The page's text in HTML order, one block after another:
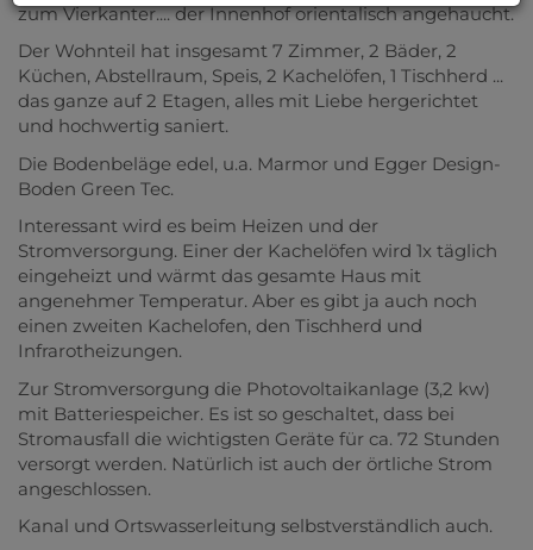
zum Vierkanter.... der Innenhof orientalisch angehaucht.
Der Wohnteil hat insgesamt 7 Zimmer, 2 Bäder, 2
Küchen, Abstellraum, Speis, 2 Kachelöfen, 1 Tischherd ...
das ganze auf 2 Etagen, alles mit Liebe hergerichtet
und hochwertig saniert.
Die Bodenbeläge edel, u.a. Marmor und Egger Design-
Boden Green Tec.
Interessant wird es beim Heizen und der
Stromversorgung. Einer der Kachelöfen wird 1x täglich
eingeheizt und wärmt das gesamte Haus mit
angenehmer Temperatur. Aber es gibt ja auch noch
einen zweiten Kachelofen, den Tischherd und
Infrarotheizungen.
Zur Stromversorgung die Photovoltaikanlage (3,2 kw)
mit Batteriespeicher. Es ist so geschaltet, dass bei
Stromausfall die wichtigsten Geräte für ca. 72 Stunden
versorgt werden. Natürlich ist auch der örtliche Strom
angeschlossen.
Kanal und Ortswasserleitung selbstverständlich auch.